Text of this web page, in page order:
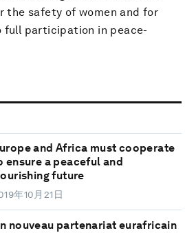
the safety of women and for
full participation in peace-
and Africa must cooperate
ensure a peaceful and
future
年10月21日
nouveau partenariat eurafricain